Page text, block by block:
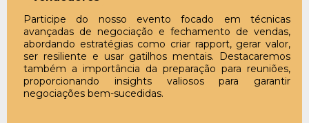
Participe do nosso evento focado em técnicas
avançadas de negociação e fechamento de vendas,
abordando estratégias como criar rapport, gerar valor,
ser resiliente e usar gatilhos mentais. Destacaremos
também a importância da preparação para reuniões,
proporcionando insights valiosos para garantir
negociações bem-sucedidas.